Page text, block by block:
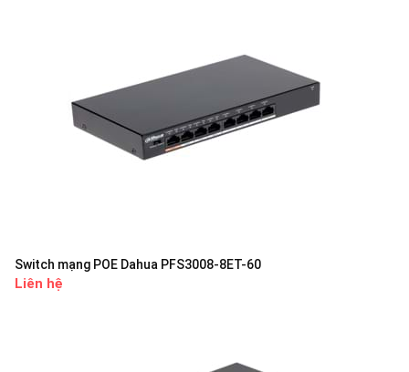
Switch mạng POE Dahua PFS3008-8ET-60
Liên hệ